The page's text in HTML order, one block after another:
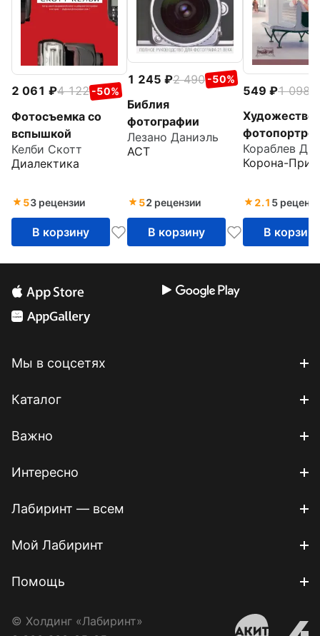
2 061 4 122 -50%
Фотосъемка со
вспышкой
Келби Скотт
Диалектика
53 рецензии
В корзину
1 245 2 490 -50%
Библия
фотографии
Лезано Даниэль
АСТ
52 рецензии
В корзину
549 1 098
Композиция,
восприятие,
Корона-
2.1 5
В корзину
Мы в соцсетях
Каталог
Важно
Интересно
Лабиринт — всем
Мой Лабиринт
Помощь
© Холдинг «Лабиринт»